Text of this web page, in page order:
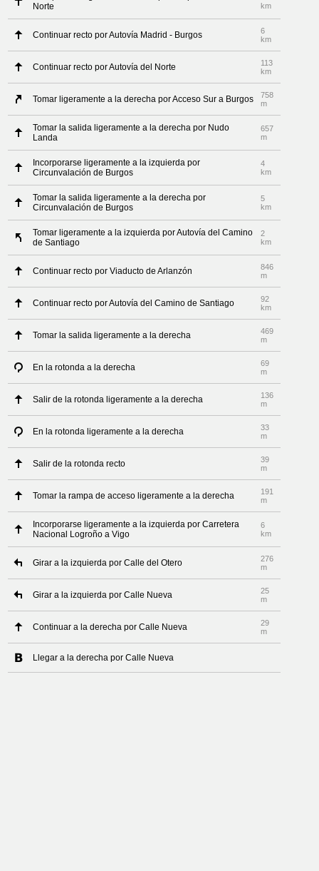
Norte
km
Continuar recto por Autovía Madrid - Burgos
6
km
Continuar recto por Autovía del Norte
113
km
Tomar ligeramente a la derecha por Acceso Sur a Burgos
758
m
Tomar la salida ligeramente a la derecha por Nudo
Landa
657
m
Incorporarse ligeramente a la izquierda por
Circunvalación de Burgos
4
km
Tomar la salida ligeramente a la derecha por
Circunvalación de Burgos
5
km
Tomar ligeramente a la izquierda por Autovía del Camino
de Santiago
2
km
Continuar recto por Viaducto de Arlanzón
846
m
Continuar recto por Autovía del Camino de Santiago
92
km
Tomar la salida ligeramente a la derecha
469
m
En la rotonda a la derecha
69
m
Salir de la rotonda ligeramente a la derecha
136
m
En la rotonda ligeramente a la derecha
33
m
Salir de la rotonda recto
39
m
Tomar la rampa de acceso ligeramente a la derecha
191
m
Incorporarse ligeramente a la izquierda por Carretera
Nacional Logroño a Vigo
6
km
Girar a la izquierda por Calle del Otero
276
m
Girar a la izquierda por Calle Nueva
25
m
Continuar a la derecha por Calle Nueva
29
m
Llegar a la derecha por Calle Nueva